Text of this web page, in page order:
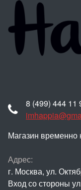
8 (499) 444 11
Магазин временно
Адрес:
г. Москва, ул.
Вход со стороны